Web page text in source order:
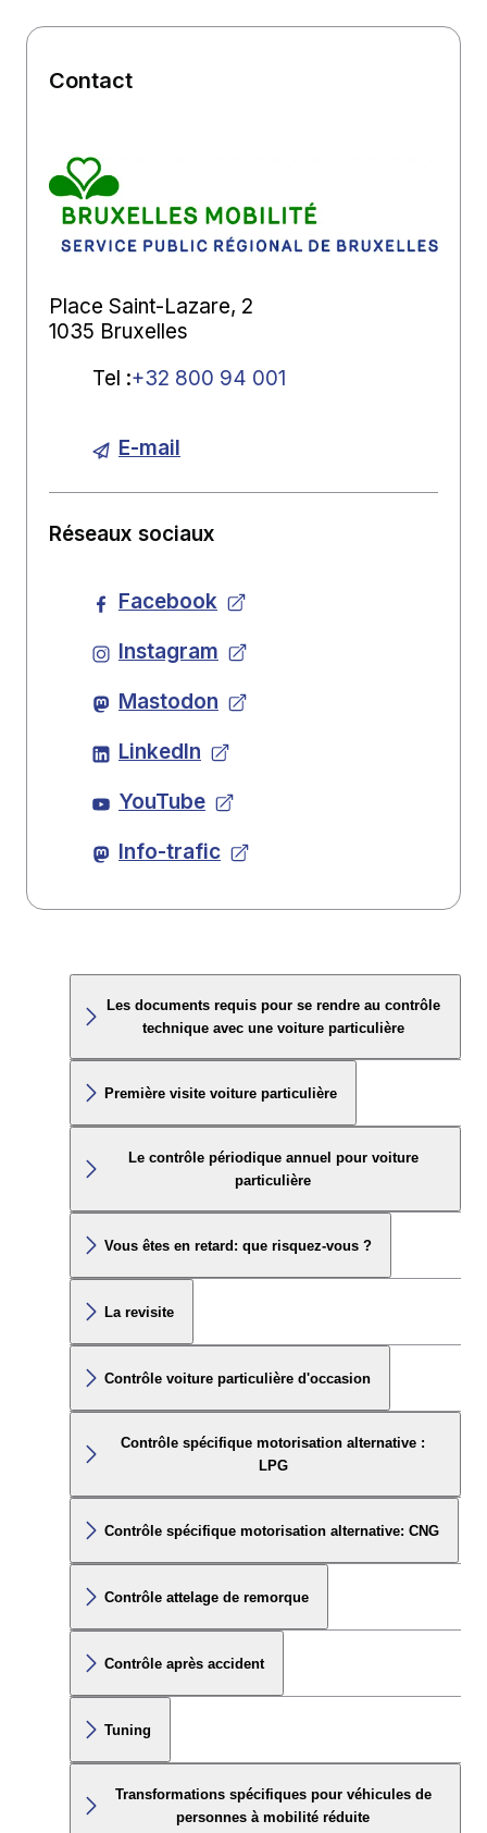
Contact
Place Saint-Lazare, 2
1035 Bruxelles
Tel :+32 800 94 001
E-mail
Réseaux sociaux
Facebook
Instagram
Mastodon
LinkedIn
YouTube
Info-trafic
Les documents requis pour se rendre au contrôle
technique avec une voiture particulière
Première visite voiture particulière
Le contrôle périodique annuel pour voiture
particulière
Vous êtes en retard: que risquez-vous ?
La revisite
Contrôle voiture particulière d'occasion
Contrôle spécifique motorisation alternative :
LPG
Contrôle spécifique motorisation alternative: CNG
Contrôle attelage de remorque
Contrôle après accident
Tuning
Transformations spécifiques pour véhicules de
personnes à mobilité réduite